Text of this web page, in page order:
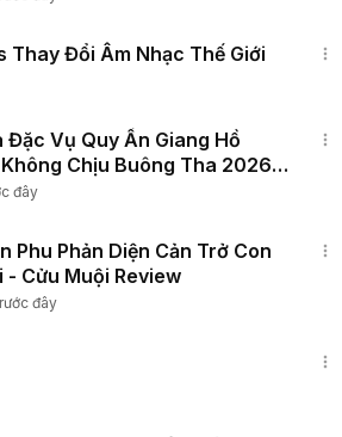
Nhóm Nhạc Beatles Thay Đổi Âm Nhạc Thế Giới
Đặc Vụ Quy Ẩn Giang Hồ
Chịu Buông Tha 2026 |
đây
Phu Phản Diện Cản Trở Con
Cửu Muội Review
đây